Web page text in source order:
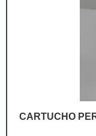
de fast-foods.
marca seja ainda
se em um
concorrentes.Um
lanches
com
exemplo
CARTUCHO